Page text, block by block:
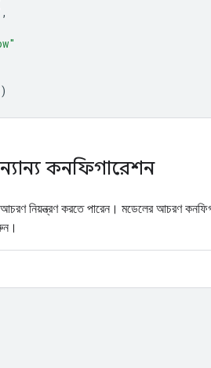
,
)
কনফিগারেশন
আচরণ নিয়ন্ত্রণ করতে পারেন। মডেলের আচরণ